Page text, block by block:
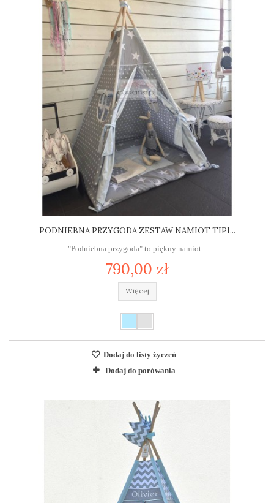
PODNIEBNA PRZYGODA ZESTAW NAMIOT TIPI...
"Podniebna przygoda" to piękny namiot...
790,00 zł
Więcej
Dodaj do listy życzeń
Dodaj do porówania